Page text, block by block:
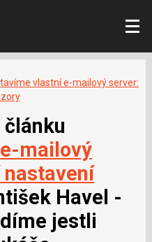
vlastní e-mailový server:
mailový
Havel -
jestli